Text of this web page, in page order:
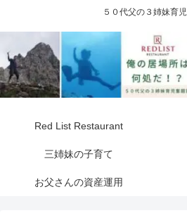
５０代父の３姉妹育
Red List Restaurant
三姉妹の子育て
お父さんの資産運用